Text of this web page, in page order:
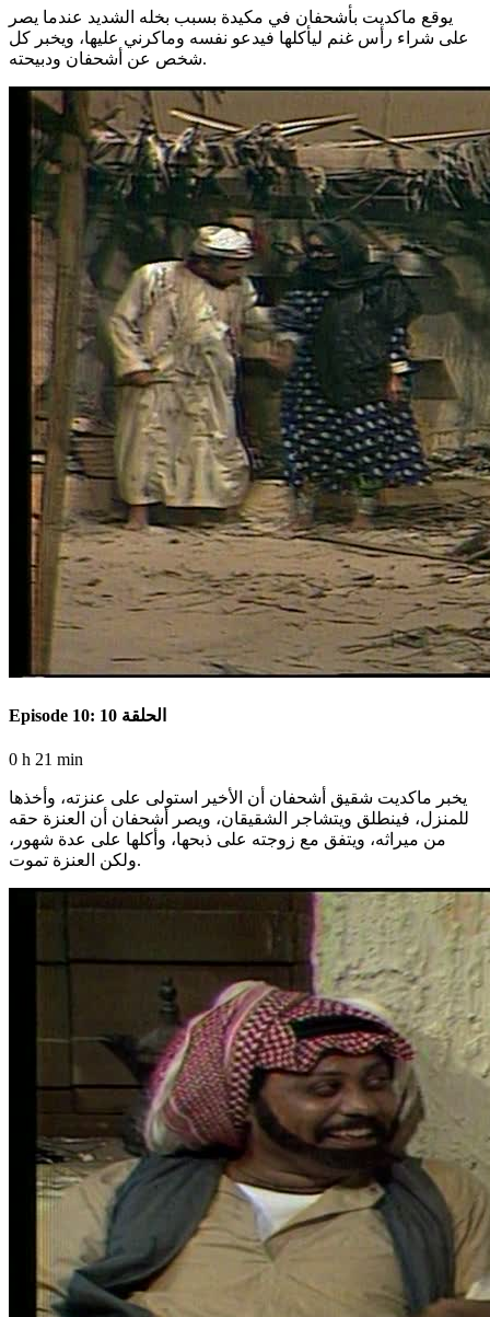
يوقع ماكديت بأشحفان في مكيدة بسبب بخله الشديد عندما يصر
على شراء رأس غنم ليأكلها فيدعو نفسه وماكرني عليها، ويخبر كل
شخص عن أشحفان ودبيحته.
Episode 10: الحلقة 10
0 h 21 min
يخبر ماكديت شقيق أشحفان أن الأخير استولى على عنزته، وأخذها
للمنزل، فينطلق ويتشاجر الشقيقان، ويصر أشحفان أن العنزة حقه
من ميراثه، ويتفق مع زوجته على ذبحها، وأكلها على عدة شهور،
ولكن العنزة تموت.